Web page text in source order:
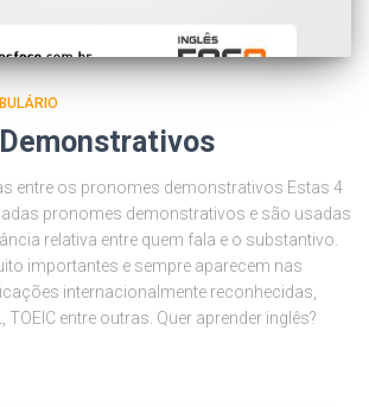
entre os pronomes demonstrativos Estas 4
pronomes demonstrativos e são usadas
relativa entre quem fala e o substantivo.
importantes e sempre aparecem nas
internacionalmente reconhecidas,
TOEIC entre outras. Quer aprender inglês?